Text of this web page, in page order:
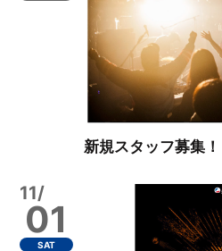
新規スタッフ募集！
11/
01
SAT